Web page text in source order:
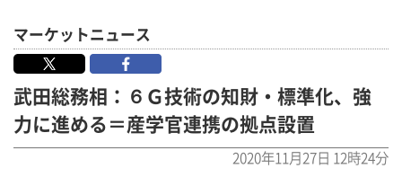
マーケットニュース
武田総務相：６Ｇ技術の知財・標準化、強
力に進める＝産学官連携の拠点設置
2020年11月27日 12時24分